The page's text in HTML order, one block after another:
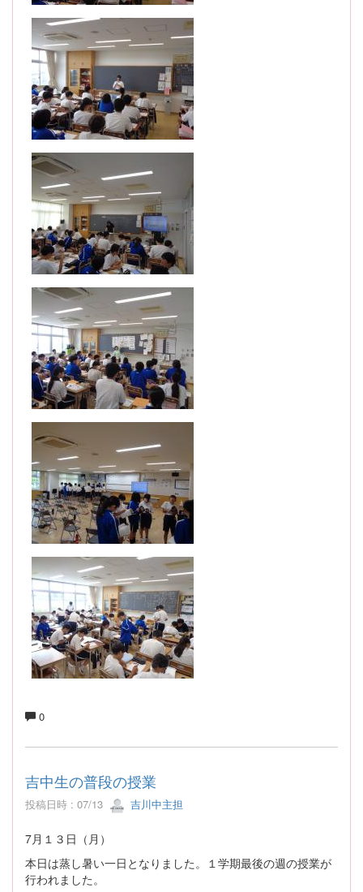
0
吉中生の普段の授業
投稿日時 : 07/13 吉川中主担
7月１３日（月）
本日は蒸し暑い一日となりました。１学期最後の週の授業が
行われました。